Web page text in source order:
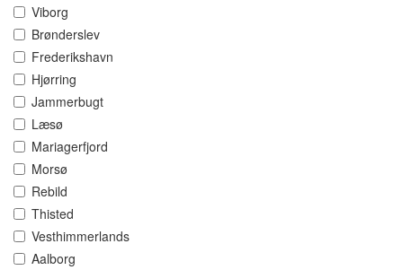
Viborg
Brønderslev
Frederikshavn
Hjørring
Jammerbugt
Læsø
Mariagerfjord
Morsø
Rebild
Thisted
Vesthimmerlands
Aalborg